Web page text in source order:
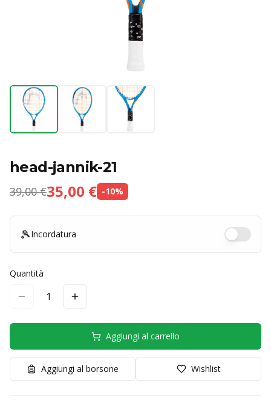
head-jannik-21
39,00 €35,00 € -10%
🎾Incordatura
Quantità
1
Aggiungi al carrello
Aggiungi al borsone Wishlist